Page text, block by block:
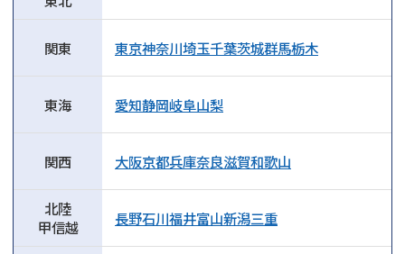
関東 東京神奈川埼玉千葉茨城群馬栃木
東海 愛知静岡岐阜山梨
関西 大阪京都兵庫奈良滋賀和歌山
北陸
甲信越
長野石川福井富山新潟三重